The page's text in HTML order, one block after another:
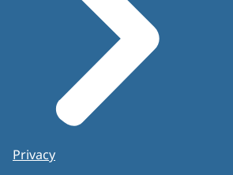
Privacy